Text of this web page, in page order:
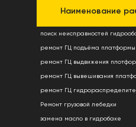
Наименование
поиск неисправностей
ремонт ГЦ подъёма платформы
ремонт ГЦ выдвижения
ремонт ГЦ вывешивания
ремонт ГЦ
Ремонт грузовой лебедки
замена масло в гидробаке